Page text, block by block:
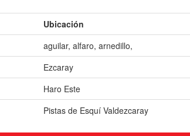
Ubicación
aguilar, alfaro, arnedillo,
Ezcaray
Haro Este
Pistas de Esquí Valdezcaray